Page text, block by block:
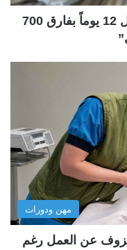
شقة تُباع في ستوكهولم مرتين خلال 12 يوماً بفارق 700
مهن ودورات
عن العمل رغم